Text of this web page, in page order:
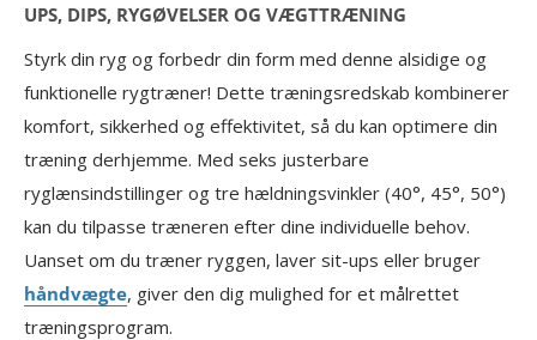
UPS, DIPS, RYGØVELSER OG VÆGTTRÆNING
Styrk din ryg og forbedr din form med denne alsidige og
funktionelle rygtræner! Dette træningsredskab kombinerer
komfort, sikkerhed og effektivitet, så du kan optimere din
træning derhjemme. Med seks justerbare
ryglænsindstillinger og tre hældningsvinkler (40°, 45°, 50°)
kan du tilpasse træneren efter dine individuelle behov.
Uanset om du træner ryggen, laver sit-ups eller bruger
håndvægte, giver den dig mulighed for et målrettet
træningsprogram.